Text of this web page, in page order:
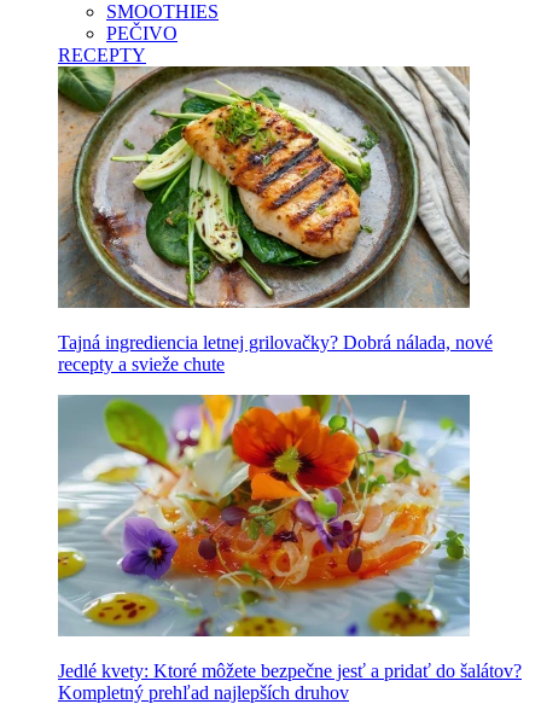
SMOOTHIES
PEČIVO
RECEPTY
Tajná ingrediencia letnej grilovačky? Dobrá nálada, nové
recepty a svieže chute
Jedlé kvety: Ktoré môžete bezpečne jesť a pridať do šalátov?
Kompletný prehľad najlepších druhov